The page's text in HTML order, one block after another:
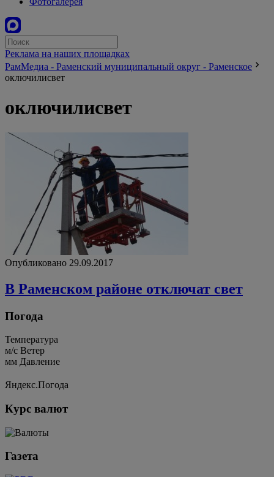
Реклама на наших площадках
РамМедиа - Раменский муниципальный округ - Раменское
оключилисвет
оключилисвет
Опубликовано 29.09.2017
В Раменском районе отключат свет
Погода
Температура
м/c Ветер
мм Давление
Яндекс.Погода
Курс валют
Газета